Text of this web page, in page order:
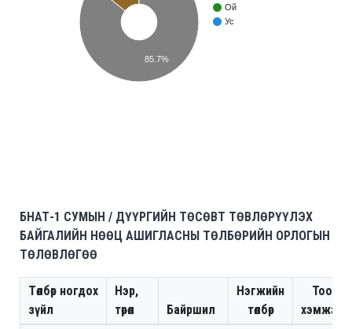
Ой
Ус
85.7%
БНАТ-1 СУМЫН / ДҮҮРГИЙН ТӨСӨВТ ТӨВЛӨРҮҮЛЭХ
БАЙГАЛИЙН НӨӨЦ АШИГЛАСНЫ ТӨЛБӨРИЙН ОРЛОГЫН
ТӨЛӨВЛӨГӨӨ
Төлбөр ногдох
зүйл
Нэр,
төрөл
Байршил
Нэгжийн
төлбөр
Тоо
хэмжээ